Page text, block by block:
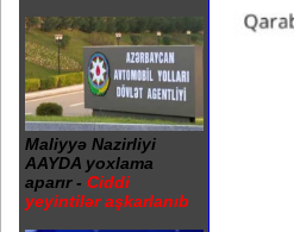
Maliyyə Nazirliyi
AAYDA yoxlama
aparır - Ciddi
yeyintilər aşkarlanıb